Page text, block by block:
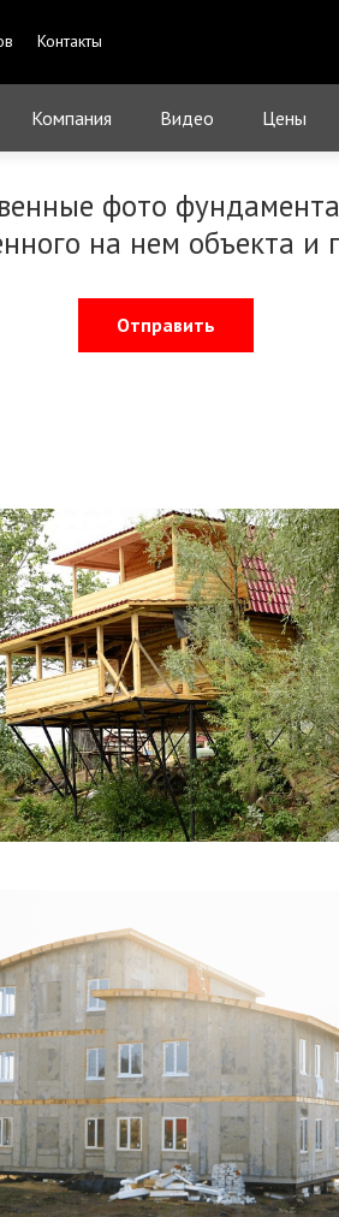
Контакты
Компания Видео Цены
фото
на нем объекта и
Отправить